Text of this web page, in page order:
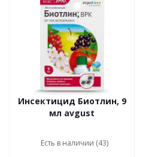
Инсектицид Биотлин, 9
мл avgust
Есть в наличии (43)